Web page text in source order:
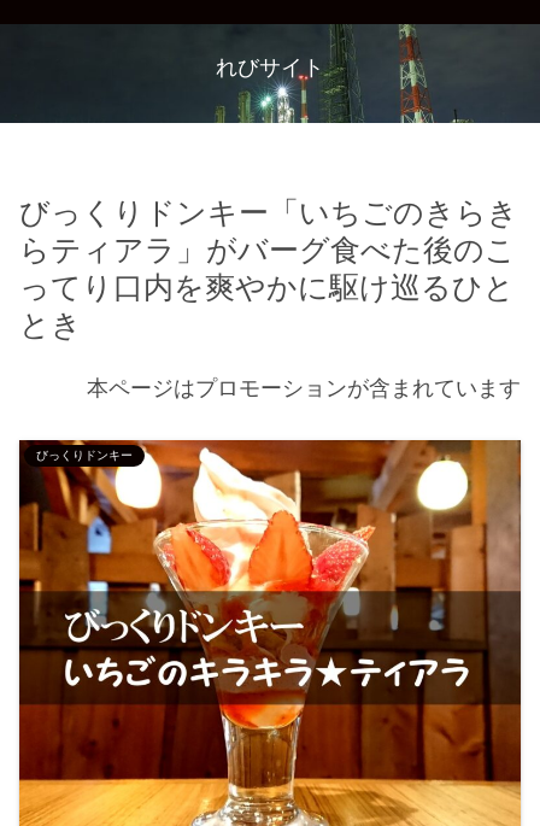
れびサイト
びっくりドンキー「いちごのきらき
らティアラ」がバーグ食べた後のこ
ってり口内を爽やかに駆け巡るひと
とき
本ページはプロモーションが含まれています
びっくりドンキー